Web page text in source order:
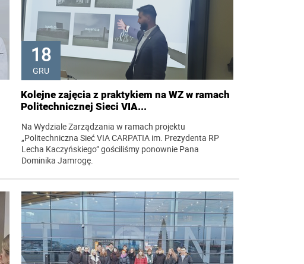
18
GRU
Kolejne zajęcia z praktykiem na WZ w ramach
Politechnicznej Sieci VIA...
Na Wydziale Zarządzania w ramach projektu
„Politechniczna Sieć VIA CARPATIA im. Prezydenta RP
Lecha Kaczyńskiego” gościliśmy ponownie Pana
Dominika Jamrogę.